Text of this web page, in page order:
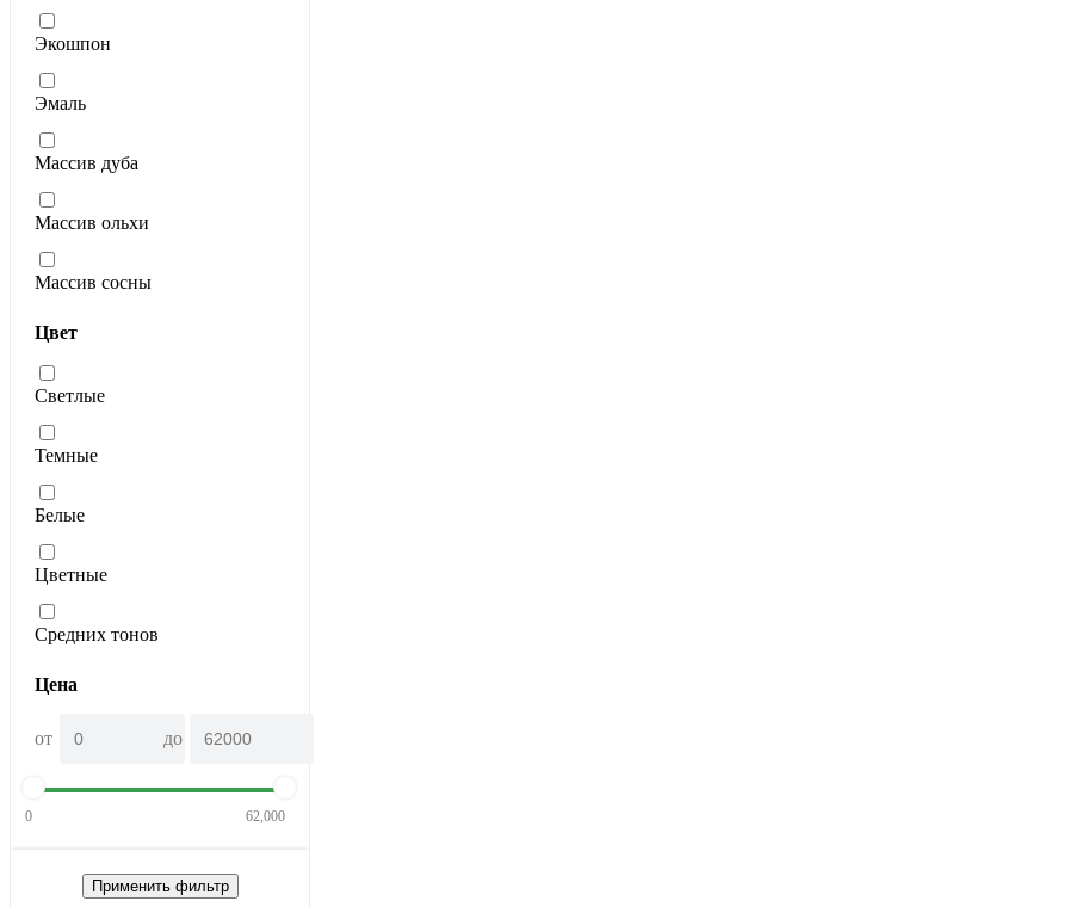
Экошпон
Эмаль
Массив дуба
Массив ольхи
Массив сосны
Цвет
Светлые
Темные
Белые
Цветные
Средних тонов
Цена
от до
0 62,000
Применить фильтр